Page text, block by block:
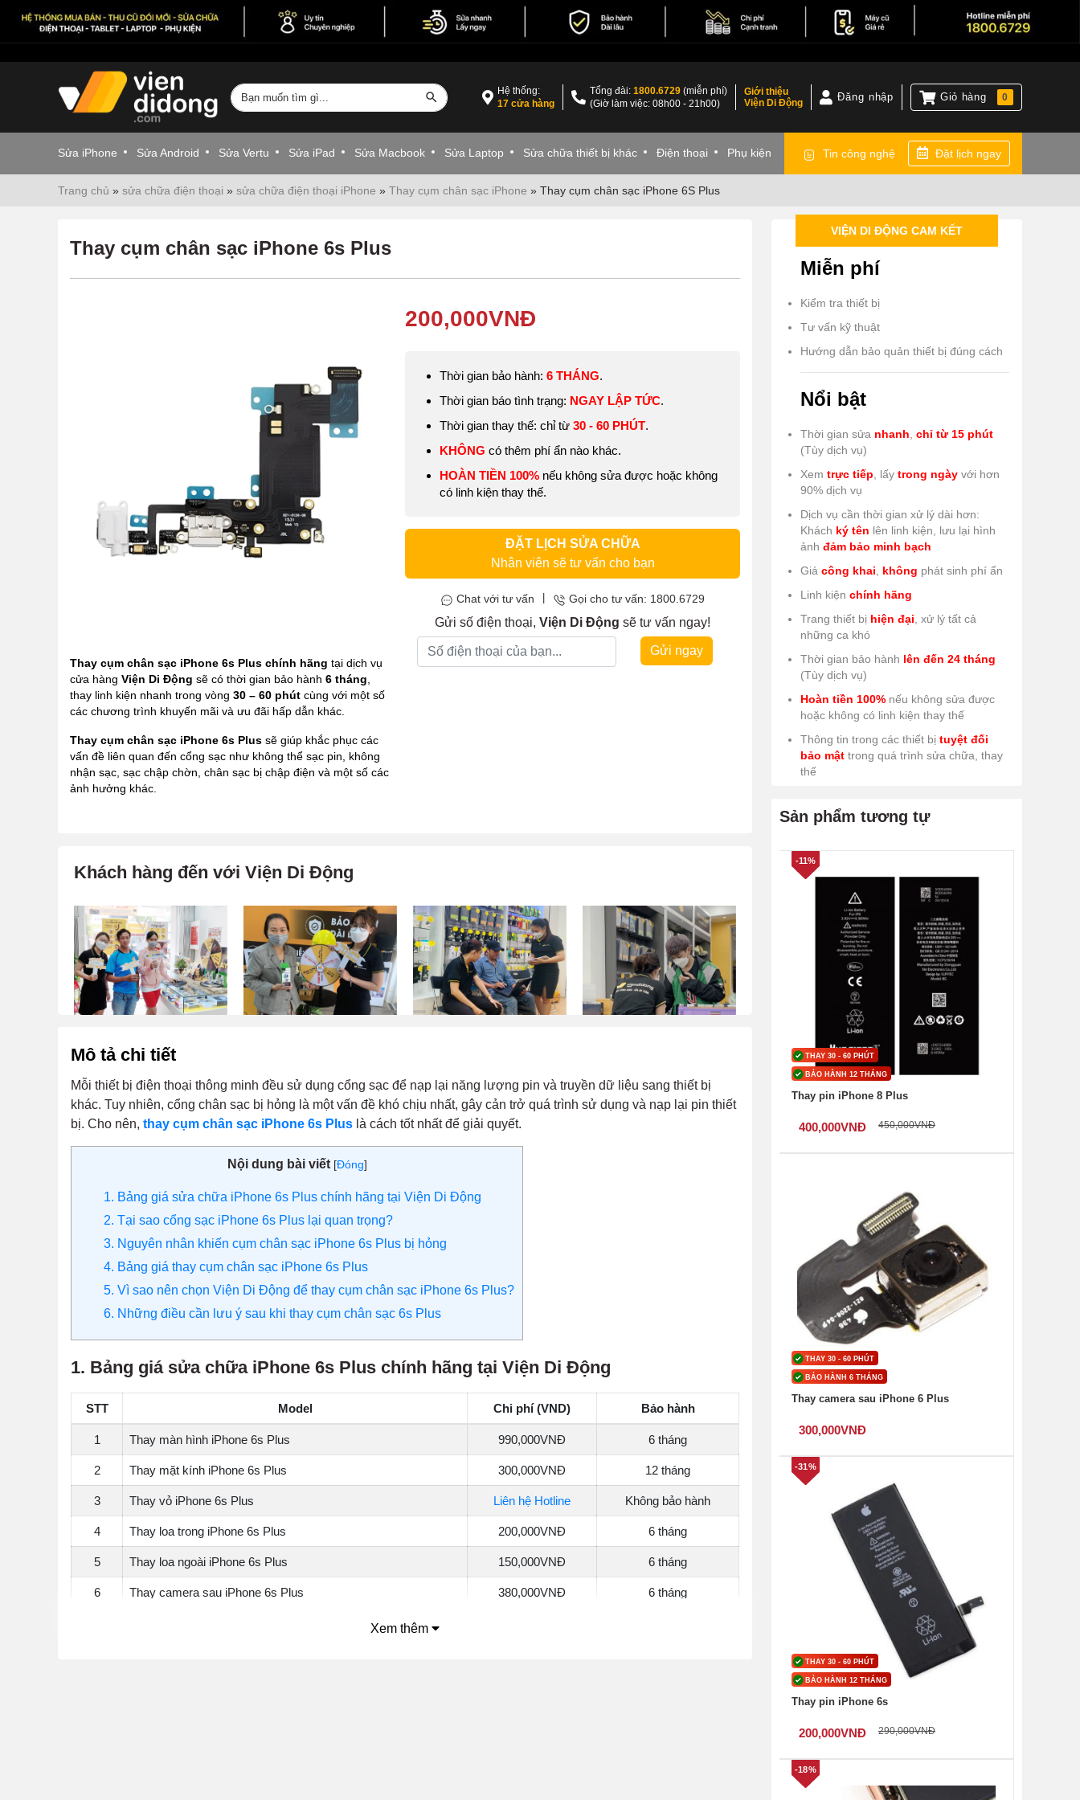
Hệ thống:
17 cửa hàng
Tổng đài:1800.6729 (miễn phí)
(Giờ làm việc: 08h00 - 21h00)
Giới thiệu
Viện Di Động
Đăng nhập Giỏ hàng 0
Sửa iPhone Sửa Android Sửa Vertu Sửa iPad Sửa Macbook Sửa Laptop Sửa chữa thiết bị khác Điện thoại Phụ kiện Tin công nghệ Đặt lịch ngay
Trang chủ » sửa chữa điện thoại » sửa chữa điện thoại iPhone » Thay cụm chân sạc iPhone » Thay cụm chân sạc iPhone 6S Plus
Thay cụm chân sạc iPhone 6s Plus
Thay cụm chân sạc iPhone 6s Plus chính hãng tại dịch vụ
cửa hàng Viện Di Động sẽ có thời gian bảo hành 6 tháng
thay linh kiện nhanh trong vòng 30 – 60 phút cùng với một số
các chương trình khuyến mãi và ưu đãi hấp dẫn khác.
Thay cụm chân sạc iPhone 6s Plus sẽ giúp khắc phục các
vấn đề liên quan đến cổng sạc như không thể sạc pin, không
nhận sạc, sạc chập chờn, chân sạc bị chập điện và một số các
ảnh hưởng khác.
200,000VNĐ
Thời gian bảo hành: 6 THÁNG.
Thời gian báo tình trạng: NGAY LẬP TỨC.
Thời gian thay thế: chỉ từ 30 - 60 PHÚT.
KHÔNG có thêm phí ẩn nào khác.
HOÀN TIỀN 100% nếu không sửa được hoặc không
có linh kiện thay thế.
ĐẶT LỊCH SỬA CHỮA
Nhân viên sẽ tư vấn cho bạn
Chat với tư vấn Gọi cho tư vấn: 1800.6729
Gửi số điện thoại, Viện Di Động sẽ tư vấn ngay!
Gửi ngay
Khách hàng đến với Viện Di Động
Mô tả chi tiết
Mỗi thiết bị điện thoại thông minh đều sử dụng cổng sạc để nạp lại năng lượng pin và truyền dữ liệu sang thiết bị
khác. Tuy nhiên, cổng chân sạc bị hỏng là một vấn đề khó chịu nhất, gây cản trở quá trình sử dụng và nạp lại pin thiết
bị. Cho nên, thay cụm chân sạc iPhone 6s Plus là cách tốt nhất để giải quyết.
Nội dung bài viết [Đóng]
1. Bảng giá sửa chữa iPhone 6s Plus chính hãng tại Viện Di Động
2. Tại sao cổng sạc iPhone 6s Plus lại quan trọng?
3. Nguyên nhân khiến cụm chân sạc iPhone 6s Plus bị hỏng
4. Bảng giá thay cụm chân sạc iPhone 6s Plus
5. Vì sao nên chọn Viện Di Động để thay cụm chân sạc iPhone 6s Plus?
6. Những điều cần lưu ý sau khi thay cụm chân sạc 6s Plus
1. Bảng giá sửa chữa iPhone 6s Plus chính hãng tại Viện Di Động
STT Model Chi phí (VND) Bảo hành
1 Thay màn hình iPhone 6s Plus 990,000VNĐ 6 tháng
2 Thay mặt kính iPhone 6s Plus 300,000VNĐ 12 tháng
3 Thay vỏ iPhone 6s Plus Liên hệ Hotline Không bảo hành
4 Thay loa trong iPhone 6s Plus 200,000VNĐ 6 tháng
5 Thay loa ngoài iPhone 6s Plus 150,000VNĐ 6 tháng
6 Thay camera sau iPhone 6s Plus 380,000VNĐ 6 tháng
Xem thêm
VIỆN DI ĐỘNG CAM KẾT
Miễn phí
Kiểm tra thiết bị
Tư vấn kỹ thuật
Hướng dẫn bảo quản thiết bị đúng cách
Nổi bật
Thời gian sửa nhanh chỉ từ 15 phút
(Tùy dịch vụ)
Xem trực tiếp , lấy trong ngày với hơn
90% dịch vụ
Dịch vụ cần thời gian xử lý dài hơn:
Khách ký tên lên linh kiện, lưu lại hình
ảnh đảm bảo minh bạch
Giá công khai không phát sinh phí ẩn
Linh kiện chính hãng
Trang thiết bị hiện đại , xử lý tất cả
những ca khó
Thời gian bảo hành lên đến 24 tháng
(Tùy dịch vụ)
Hoàn tiền 100% nếu không sửa được
hoặc không có linh kiện thay thế
Thông tin trong các thiết bị tuyệt đối
bảo mật trong quá trình sửa chữa, thay
thế
Sản phẩm tương tự
THAY 30 - 60 PHÚT
BẢO HÀNH 12 THÁNG
-11%
Thay pin iPhone 8 Plus
400,000VNĐ 450,000VNĐ
THAY 30 - 60 PHÚT
BẢO HÀNH 6 THÁNG
Thay camera sau iPhone 6 Plus
300,000VNĐ
THAY 30 - 60 PHÚT
BẢO HÀNH 12 THÁNG
-31%
Thay pin iPhone 6s
200,000VNĐ 290,000VNĐ
-18%